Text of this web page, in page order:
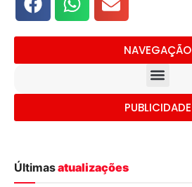
NAVEGAÇÃO
PUBLICIDADE
Últimasatualizações